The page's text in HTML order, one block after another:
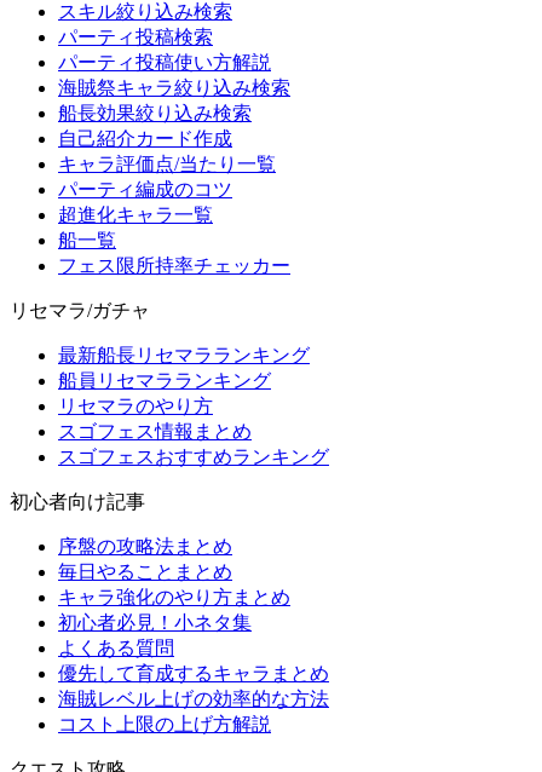
スキル絞り込み検索
パーティ投稿検索
パーティ投稿使い方解説
海賊祭キャラ絞り込み検索
船長効果絞り込み検索
自己紹介カード作成
キャラ評価点/当たり一覧
パーティ編成のコツ
超進化キャラ一覧
船一覧
フェス限所持率チェッカー
リセマラ/ガチャ
最新船長リセマラランキング
船員リセマラランキング
リセマラのやり方
スゴフェス情報まとめ
スゴフェスおすすめランキング
初心者向け記事
序盤の攻略法まとめ
毎日やることまとめ
キャラ強化のやり方まとめ
初心者必見！小ネタ集
よくある質問
優先して育成するキャラまとめ
海賊レベル上げの効率的な方法
コスト上限の上げ方解説